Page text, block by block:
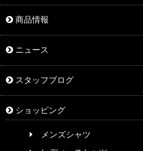
商品情報
ニュース
スタッフブログ
ショッピング
メンズシャツ